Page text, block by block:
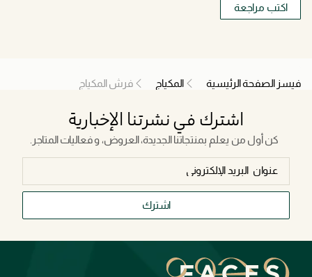
اكتب مراجعة
فيسز الصفحة الرئيسية المكياج فرش المكياج
اشترك في نشرتنا الإخبارية
كن أول من يعلم بمنتجاتنا الجديدة، العروض، و فعاليات المتاجر.
اشترك